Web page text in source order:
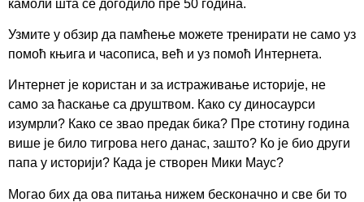
камоли шта се догодило пре 50 година.
Узмите у обзир да памћење можете тренирати не само уз
помоћ књига и часописа, већ и уз помоћ Интернета.
Интернет је користан и за истраживање историје, не
само за ћаскање са друштвом. Како су диносаурси
изумрли? Како се звао предак бика? Пре стотину година
више је било тигрова него данас, зашто? Ко је био други
папа у историји? Када је створен Мики Маус?
Могао бих да ова питања нижем бесконачно и све би то